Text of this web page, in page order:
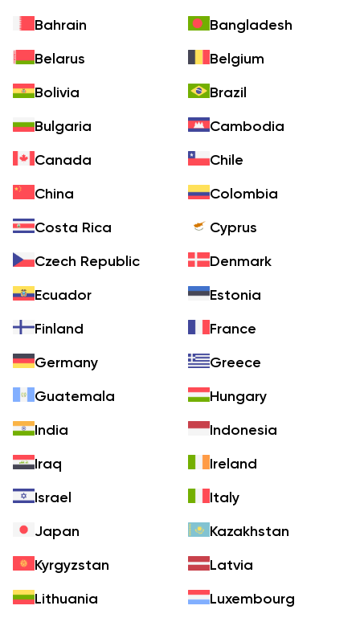
Bahrain
Bangladesh
Belarus
Belgium
Bolivia
Brazil
Bulgaria
Cambodia
Canada
Chile
China
Colombia
Costa Rica
Cyprus
Czech Republic
Denmark
Ecuador
Estonia
Finland
France
Germany
Greece
Guatemala
Hungary
India
Indonesia
Iraq
Ireland
Israel
Italy
Japan
Kazakhstan
Kyrgyzstan
Latvia
Lithuania
Luxembourg